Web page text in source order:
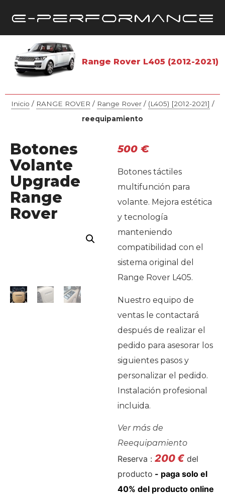
Range Rover L405 (2012-2021)
Inicio / RANGE ROVER / Range Rover/ (L405) [2012-2021] /
reequipamiento
Botones
Volante
Upgrade
Range
Rover
500 €
Botones táctiles
multifunción para
volante. Mejora estética
y tecnología
manteniendo
compatibilidad con el
sistema original del
Range Rover L405.
Nuestro equipo de
ventas le contactará
después de realizar el
pedido para asesorar los
siguientes pasos y
personalizar el pedido.
Instalación profesional
incluida.
Ver más de
Reequipamiento
Reserva : 200€ del
producto